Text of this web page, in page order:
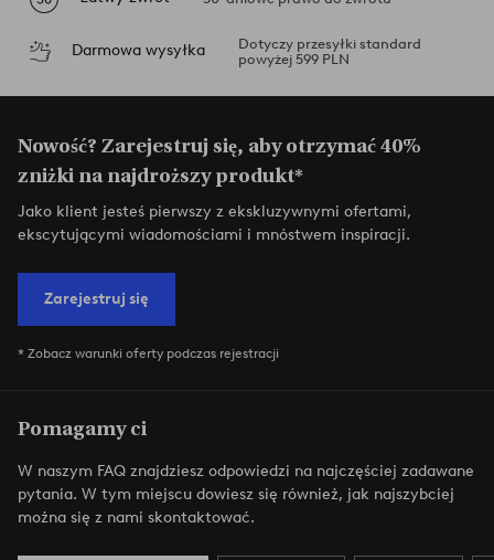
Darmowa wysyłka
Dotyczy przesyłki standard
powyżej 599 PLN
Nowość? Zarejestruj się, aby otrzymać 40%
zniżki na najdroższy produkt*
Jako klient jesteś pierwszy z ekskluzywnymi ofertami,
ekscytującymi wiadomościami i mnóstwem inspiracji.
Zarejestruj się
* Zobacz warunki oferty podczas rejestracji
Pomagamy ci
W naszym FAQ znajdziesz odpowiedzi na najczęściej zadawane
pytania. W tym miejscu dowiesz się również, jak najszybciej
można się z nami skontaktować.